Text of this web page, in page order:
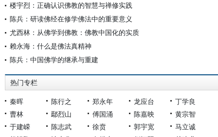
楼宇烈：正确认识佛教的智慧与禅修实践
陈兵：研读佛经在修学佛法中的重要意义
尤西林：从佛学到佛教：佛教中国化的实质
赖永海：什么是佛法真精神
陈兵：中国佛学的继承与重建
热门专栏
秦晖 陈行之 郑永年 龙应台
丁学良
曹林
鄢烈山 傅国涌 陈嘉映
黄宗智
于建嵘
陈志武 徐贲 郭宇宽
马立诚